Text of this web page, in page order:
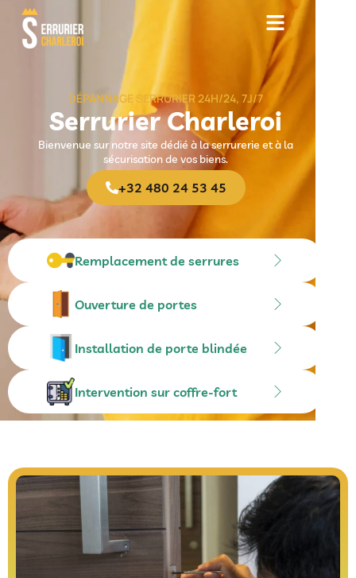
DÉPANNAGE SERRURIER 24H/24, 7J/7
Serrurier Charleroi
Bienvenue sur notre site dédié à la serrurerie et à la
sécurisation de vos biens.
+32 480 24 53 45
Remplacement de serrures
Ouverture de portes
Installation de porte blindée
Intervention sur coffre-fort